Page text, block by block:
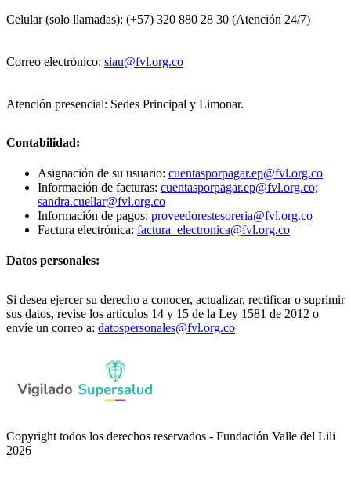
Celular (solo llamadas): (+57) 320 880 28 30 (Atención 24/7)
Correo electrónico: siau@fvl.org.co
Atención presencial: Sedes Principal y Limonar.
Contabilidad:
Asignación de su usuario: cuentasporpagar.ep@fvl.org.co
Información de facturas: cuentasporpagar.ep@fvl.org.co;
sandra.cuellar@fvl.org.co
Información de pagos: proveedorestesoreria@fvl.org.co
Factura electrónica: factura_electronica@fvl.org.co
Datos personales:
Si desea ejercer su derecho a conocer, actualizar, rectificar o suprimir
sus datos, revise los artículos 14 y 15 de la Ley 1581 de 2012 o
envíe un correo a: datospersonales@fvl.org.co
Copyright todos los derechos reservados - Fundación Valle del Lili
2026